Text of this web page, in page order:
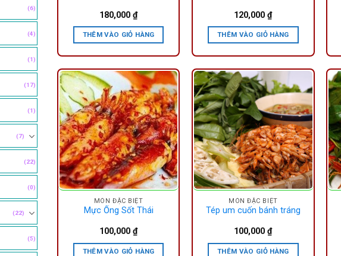
(6)
(4)
(1)
(17)
(1)
(7)
(22)
(0)
(22)
(5)
180,000₫
THÊM VÀO GIỎ HÀNG
120,000₫
THÊM VÀO GIỎ HÀNG
MÓN ĐẶC BIỆT
Mực Ống Sốt Thái
100,000₫
THÊM VÀO GIỎ HÀNG
MÓN ĐẶC BIỆT
Tép um cuốn bánh tráng
100,000₫
THÊM VÀO GIỎ HÀNG